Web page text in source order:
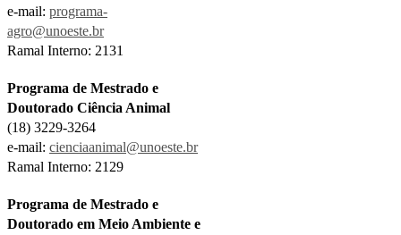
e-mail: programa-
agro@unoeste.br
Ramal Interno: 2131
Programa de Mestrado e
Doutorado Ciência Animal
(18) 3229-3264
e-mail: cienciaanimal@unoeste.br
Ramal Interno: 2129
Programa de Mestrado e
Doutorado em Meio Ambiente e